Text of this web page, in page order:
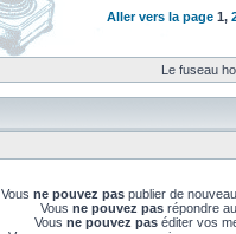
Aller vers la page 1,
Le fuseau
Vous ne pouvez pas publier de
Vous ne pouvez pas répondre
Vous ne pouvez pas éditer vos